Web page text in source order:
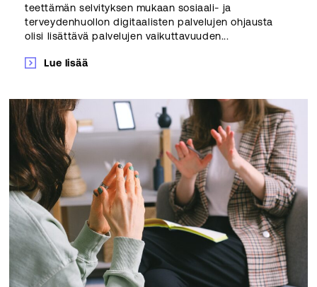
teettämän selvityksen mukaan sosiaali- ja
terveydenhuollon digitaalisten palvelujen ohjausta
olisi lisättävä palvelujen vaikuttavuuden...
Lue lisää